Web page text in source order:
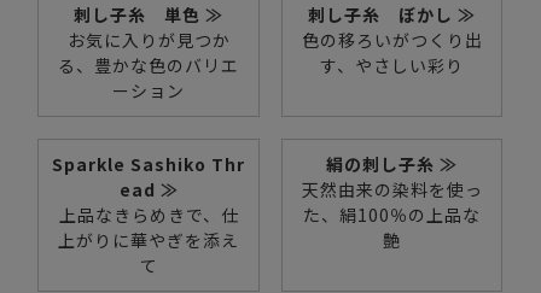
刺し子糸 単色 ≫
お気に入りが見つか
る、豊かな色のバリエ
ーション
刺し子糸 ぼかし ≫
色の移ろいがつくり出
す、やさしい彩り
Sparkle Sashiko Thr
ead ≫
上品なきらめきで、仕
上がりに華やぎを添え
て
絹の刺し子糸 ≫
天然由来の染料を使っ
た、絹100％の上品な
艶